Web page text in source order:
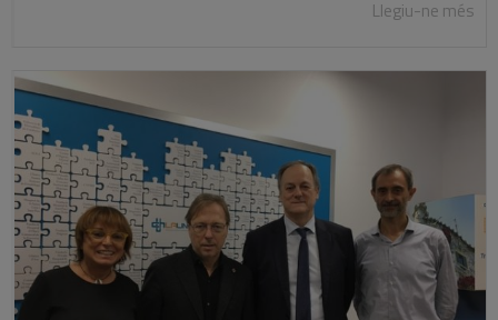
Llegiu-ne més